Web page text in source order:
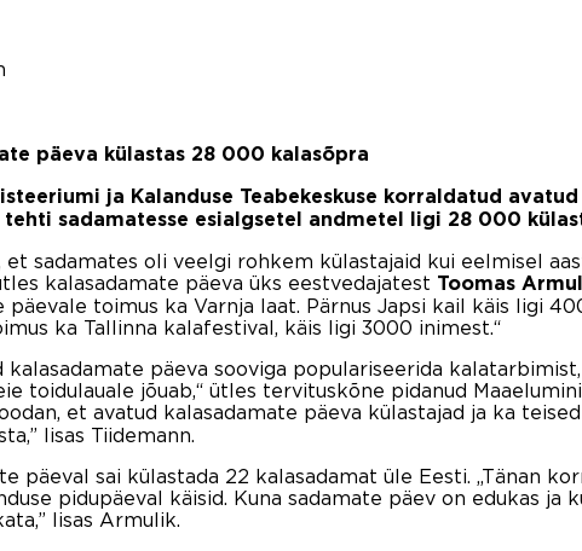
päeva külastas 28 000 kalasõpra
ja Kalanduse Teabekeskuse korraldatud
tehti sadamatesse esialgsetel andmetel ligi 28 000
et sadamates oli veelgi rohkem külastajaid kui eelmisel
kalasadamate päeva üks eestvedajatest Toomas
päevale toimus ka Varnja laat. Pärnus Japsi kail käis ligi
ka Tallinna kalafestival, käis ligi 3000 inimest.“
kalasadamate päeva sooviga populariseerida
toidulauale jõuab,“ ütles tervituskõne pidanud
et avatud kalasadamate päeva külastajad ja ka
lisas Tiidemann.
päeval sai külastada 22 kalasadamat üle Eesti. „Tänan
pidupäeval käisid. Kuna sadamate päev on edukas ja
lisas Armulik.